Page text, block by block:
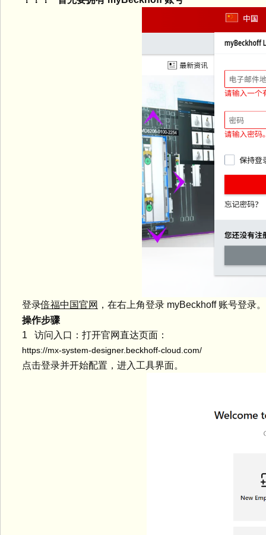
登录倍福中国官网 ，在右上角登录 myBeckhoff 账号登录
操作步骤
1 访问入口：打开官网直达页面：
https://mx-system-designer.beckhoff-cloud.com/
点击登录并开始配置，进入工具界面。